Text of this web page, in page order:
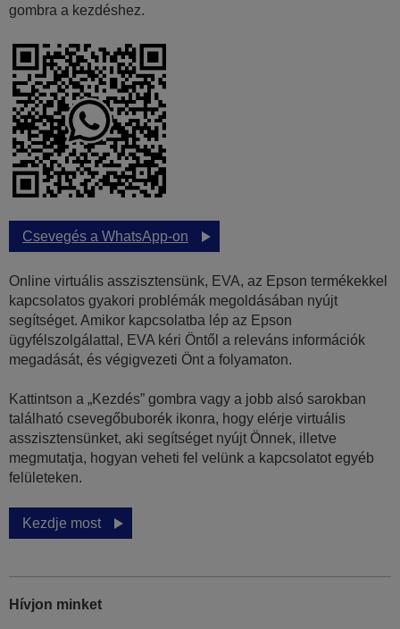
gombra a kezdéshez.
Csevegés a WhatsApp-on
Online virtuális asszisztensünk, EVA, az Epson termékekkel
kapcsolatos gyakori problémák megoldásában nyújt
segítséget. Amikor kapcsolatba lép az Epson
ügyfélszolgálattal, EVA kéri Öntől a releváns információk
megadását, és végigvezeti Önt a folyamaton.
Kattintson a „Kezdés” gombra vagy a jobb alsó sarokban
található csevegőbuborék ikonra, hogy elérje virtuális
asszisztensünket, aki segítséget nyújt Önnek, illetve
megmutatja, hogyan veheti fel velünk a kapcsolatot egyéb
felületeken.
Kezdje most
Hívjon minket